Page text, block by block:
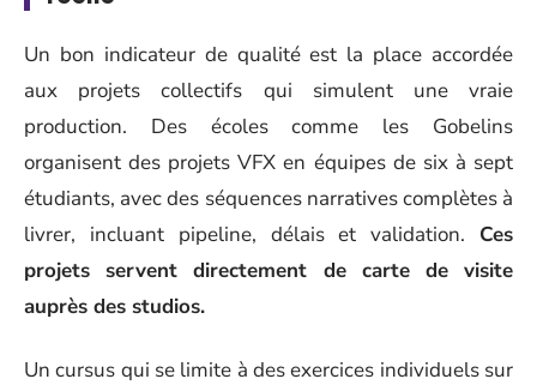
Un bon indicateur de qualité est la place accordée
aux projets collectifs qui simulent une vraie
production. Des écoles comme les Gobelins
organisent des projets VFX en équipes de six à sept
étudiants, avec des séquences narratives complètes à
livrer, incluant pipeline, délais et validation. Ces
projets servent directement de carte de visite
auprès des studios.
Un cursus qui se limite à des exercices individuels sur